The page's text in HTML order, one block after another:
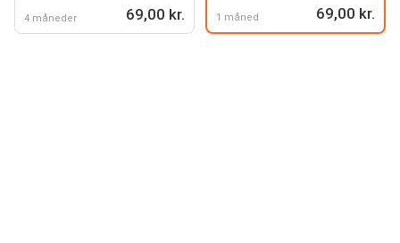
4 måneder 69,00 kr. 1 måned 69,00 kr.